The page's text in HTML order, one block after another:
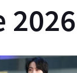
2026